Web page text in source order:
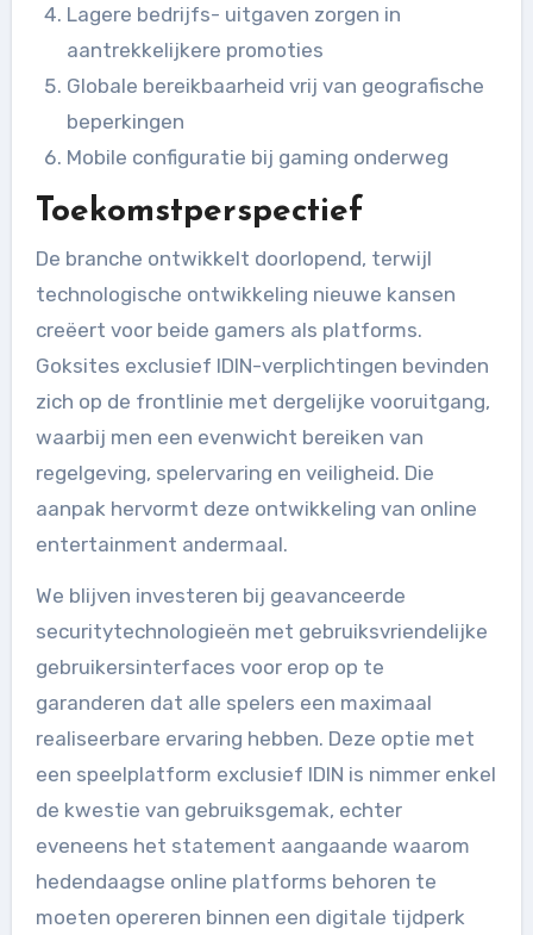
Lagere bedrijfs- uitgaven zorgen in
aantrekkelijkere promoties
Globale bereikbaarheid vrij van geografische
beperkingen
Mobile configuratie bij gaming onderweg
Toekomstperspectief
De branche ontwikkelt doorlopend, terwijl
technologische ontwikkeling nieuwe kansen
creëert voor beide gamers als platforms.
Goksites exclusief IDIN-verplichtingen bevinden
zich op de frontlinie met dergelijke vooruitgang,
waarbij men een evenwicht bereiken van
regelgeving, spelervaring en veiligheid. Die
aanpak hervormt deze ontwikkeling van online
entertainment andermaal.
We blijven investeren bij geavanceerde
securitytechnologieën met gebruiksvriendelijke
gebruikersinterfaces voor erop op te
garanderen dat alle spelers een maximaal
realiseerbare ervaring hebben. Deze optie met
een speelplatform exclusief IDIN is nimmer enkel
de kwestie van gebruiksgemak, echter
eveneens het statement aangaande waarom
hedendaagse online platforms behoren te
moeten opereren binnen een digitale tijdperk